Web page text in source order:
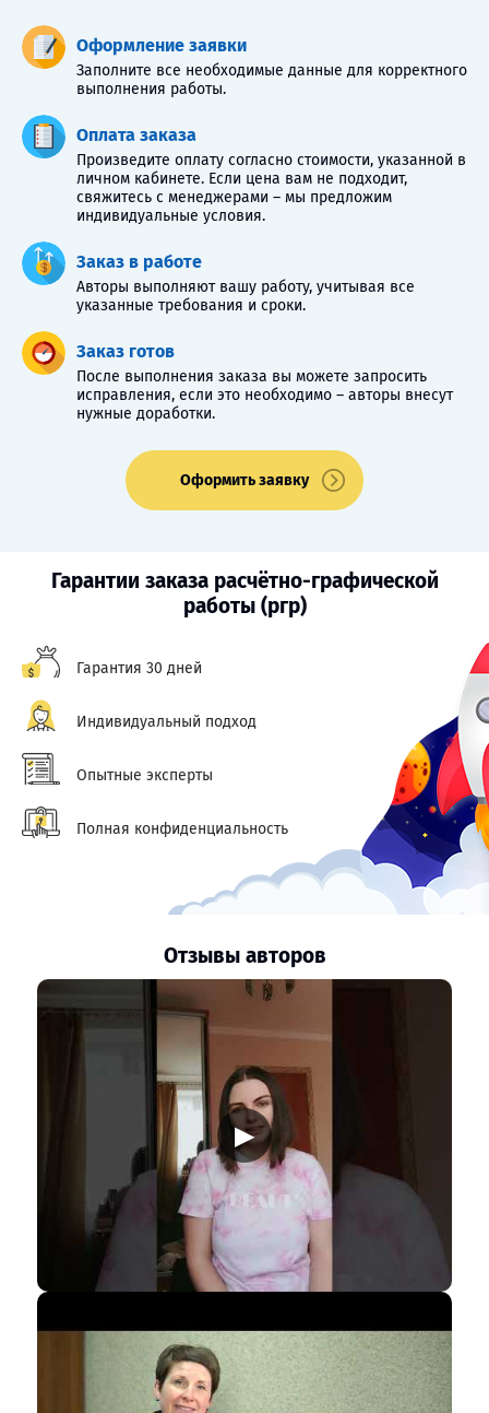
Оформление заявки
Заполните все необходимые данные для корректного
выполнения работы.
Оплата заказа
Произведите оплату согласно стоимости, указанной в
личном кабинете. Если цена вам не подходит,
свяжитесь с менеджерами – мы предложим
индивидуальные условия.
Заказ в работе
Авторы выполняют вашу работу, учитывая все
указанные требования и сроки.
Заказ готов
После выполнения заказа вы можете запросить
исправления, если это необходимо – авторы внесут
нужные доработки.
Оформить заявку
Гарантии заказа расчётно-графической
работы (ргр)
Гарантия 30 дней
Индивидуальный подход
Опытные эксперты
Полная конфиденциальность
Отзывы авторов
▶